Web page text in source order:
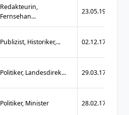
Redakteurin,
Fernsehan...
23.05.1920
Publizist, Historiker,... 02.12.1773
Politiker, Landesdirek... 29.03.1770
Politiker, Minister 28.02.1787